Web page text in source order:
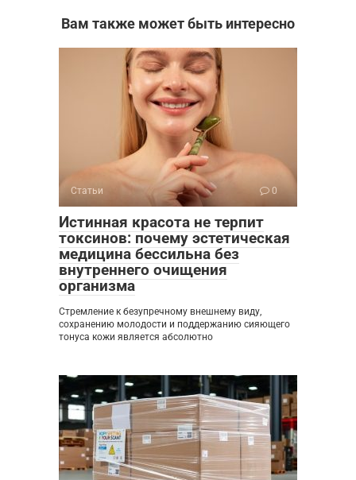
Вам также может быть интересно
Статьи 0
Истинная красота не терпит
токсинов: почему эстетическая
медицина бессильна без
внутреннего очищения
организма
Стремление к безупречному внешнему виду,
сохранению молодости и поддержанию сияющего
тонуса кожи является абсолютно